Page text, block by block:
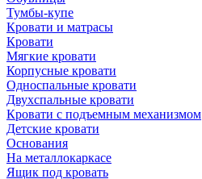
Тумбы-купе
Кровати и матрасы
Кровати
Мягкие кровати
Корпусные кровати
Односпальные кровати
Двухспальные кровати
Кровати с подъемным механизмом
Детские кровати
Основания
На металлокаркасе
Ящик под кровать